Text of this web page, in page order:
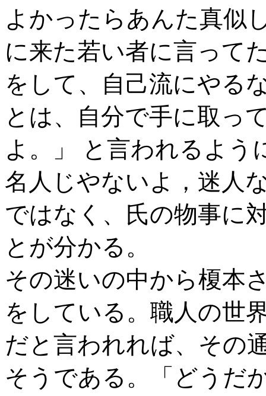
よかったらあんた真似
に来た若い者に言って
をして、自己流にやる
とは、自分で手に取っ
よ。」 と言われるよう
名人じやないよ，迷人
ではなく、氏の物事に
とが分かる。
その迷いの中から榎本
をしている。職人の世
だと言われれば、その
そうである。「どうだ